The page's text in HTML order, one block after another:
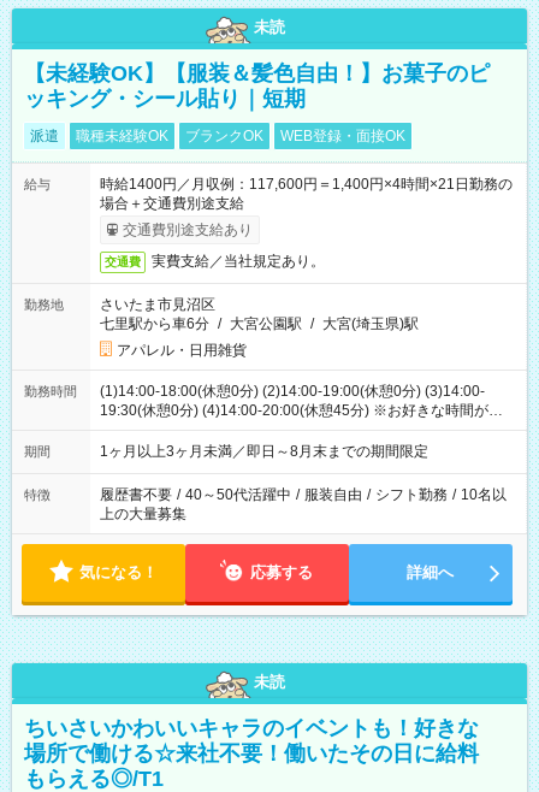
未読
【未経験OK】【服装＆髪色自由！】お菓子のピ
ッキング・シール貼り｜短期
派遣 職種未経験OK ブランクOK WEB登録・面接OK
給与
時給1400円／月収例：117,600円＝1,400円×4時間×21日勤務の
場合＋交通費別途支給
交通費別途支給あり
交通費 実費支給／当社規定あり。
勤務地
さいたま市見沼区
七里駅から車6分 / 大宮公園駅 / 大宮(埼玉県)駅
アパレル・日用雑貨
勤務時間
(1)14:00-18:00(休憩0分) (2)14:00-19:00(休憩0分) (3)14:00-
19:30(休憩0分) (4)14:00-20:00(休憩45分) ※お好きな時間が選べ
ます
期間 1ヶ月以上3ヶ月未満／即日～8月末までの期間限定
特徴 履歴書不要 / 40～50代活躍中 / 服装自由 / シフト勤務 / 10名以
上の大量募集
気になる！ 応募する 詳細へ
未読
ちいさいかわいいキャラのイベントも！好きな
場所で働ける☆来社不要！働いたその日に給料
もらえる◎/T1